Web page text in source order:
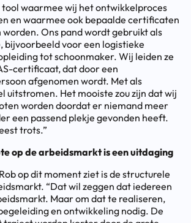
tool waarmee wij het ontwikkelproces
en waarmee ook bepaalde certificaten
Ons pand wordt gebruikt als
bijvoorbeeld voor een logistieke
tot schoonmaker. Wij leiden ze
certificaat, dat door een
afgenomen wordt. Met als
uitstromen. Het mooiste zou zijn dat wij
worden doordat er niemand meer
een passend plekje gevonden heeft.
trots.”
op de arbeidsmarkt is een uitdaging
op dit moment ziet is de structurele
“Dat wil zeggen dat iedereen
Maar om dat te realiseren,
en ontwikkeling nodig. De